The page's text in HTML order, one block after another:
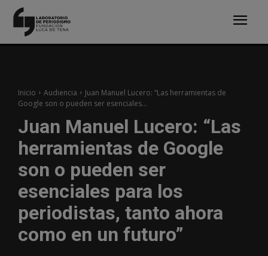
Inicio Audiencia
Juan Manuel Lucero: “Las herramientas de
Google son o pueden ser esenciales...
Juan Manuel Lucero: “Las
herramientas de Google
son o pueden ser
esenciales para los
periodistas, tanto ahora
como en un futuro”